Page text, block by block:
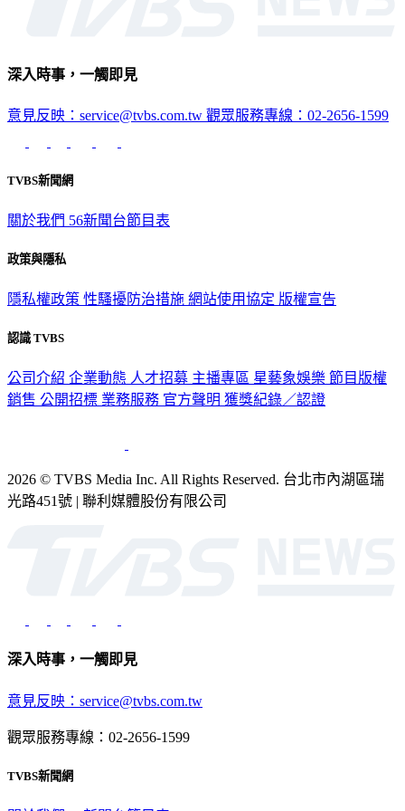
深入時事，一觸即見
意見反映：service@tvbs.com.tw 觀眾服務專線：02-2656-1599
TVBS新聞網
關於我們 56新聞台節目表
政策與隱私
隱私權政策 性騷擾防治措施 網站使用協定 版權宣告
認識 TVBS
公司介紹 企業動態 人才招募 主播專區 星藝象娛樂 節目版權
銷售 公開招標 業務服務 官方聲明 獲獎紀錄／認證
2026 © TVBS Media Inc. All Rights Reserved. 台北市內湖區瑞
光路451號 | 聯利媒體股份有限公司
深入時事，一觸即見
意見反映：service@tvbs.com.tw
觀眾服務專線：02-2656-1599
TVBS新聞網